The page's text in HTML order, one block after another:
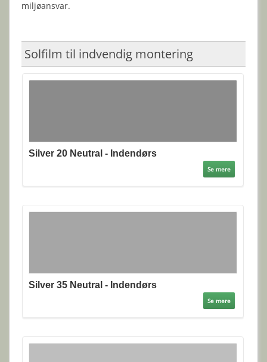
miljøansvar.
Solfilm til indvendig montering
Silver 20 Neutral - Indendørs
Se mere
Silver 35 Neutral - Indendørs
Se mere